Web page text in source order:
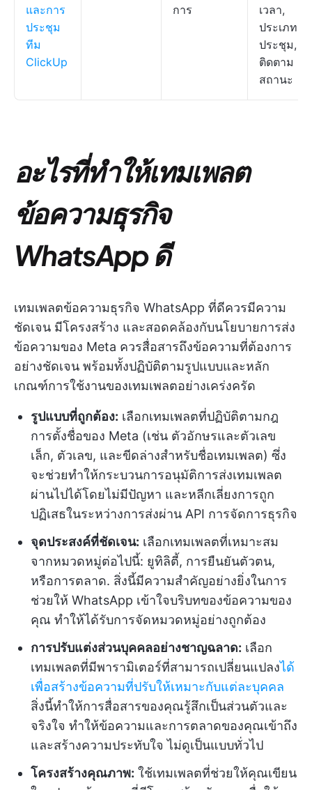
และการ
ประชุม
ทีม
ClickUp
การ
เวลา,
ประเภทก
ประชุม, ก
ติดตาม
สถานะ
อะไรที่ทำให้เทมเพลต
ข้อความธุรกิจ
WhatsApp ดี
เทมเพลตข้อความธุรกิจ WhatsApp ที่ดีควรมีความ
ชัดเจน มีโครงสร้าง และสอดคล้องกับนโยบายการส่ง
ข้อความของ Meta ควรสื่อสารถึงข้อความที่ต้องการ
อย่างชัดเจน พร้อมทั้งปฏิบัติตามรูปแบบและหลัก
เกณฑ์การใช้งานของเทมเพลตอย่างเคร่งครัด
รูปแบบที่ถูกต้อง: เลือกเทมเพลตที่ปฏิบัติตามกฎ
การตั้งชื่อของ Meta (เช่น ตัวอักษรและตัวเลข
เล็ก, ตัวเลข, และขีดล่างสำหรับชื่อเทมเพลต) ซึ่ง
จะช่วยทำให้กระบวนการอนุมัติการส่งเทมเพลต
ผ่านไปได้โดยไม่มีปัญหา และหลีกเลี่ยงการถูก
ปฏิเสธในระหว่างการส่งผ่าน API การจัดการธุรกิจ
จุดประสงค์ที่ชัดเจน: เลือกเทมเพลตที่เหมาะสม
จากหมวดหมู่ต่อไปนี้: ยูทิลิตี้, การยืนยันตัวตน,
หรือการตลาด. สิ่งนี้มีความสำคัญอย่างยิ่งในการ
ช่วยให้ WhatsApp เข้าใจบริบทของข้อความของ
คุณ ทำให้ได้รับการจัดหมวดหมู่อย่างถูกต้อง
การปรับแต่งส่วนบุคคลอย่างชาญฉลาด: เลือก
เทมเพลตที่มีพารามิเตอร์ที่สามารถเปลี่ยนแปลงได้
เพื่อสร้างข้อความที่ปรับให้เหมาะกับแต่ละบุคคล
สิ่งนี้ทำให้การสื่อสารของคุณรู้สึกเป็นส่วนตัวและ
จริงใจ ทำให้ข้อความและการตลาดของคุณเข้าถึง
และสร้างความประทับใจ ไม่ดูเป็นแบบทั่วไป
โครงสร้างคุณภาพ: ใช้เทมเพลตที่ช่วยให้คุณเขียน